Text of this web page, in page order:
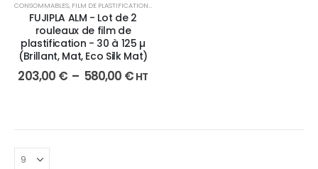
CONSOMMABLES, FILM DE PLASTIFICATION,PELLICULAGE / PLASTIFICATION
FUJIPLA ALM - Lot de 2
rouleaux de film de
plastification - 30 à 125 µ
(Brillant, Mat, Eco Silk Mat)
203,00 € – 580,00 € HT